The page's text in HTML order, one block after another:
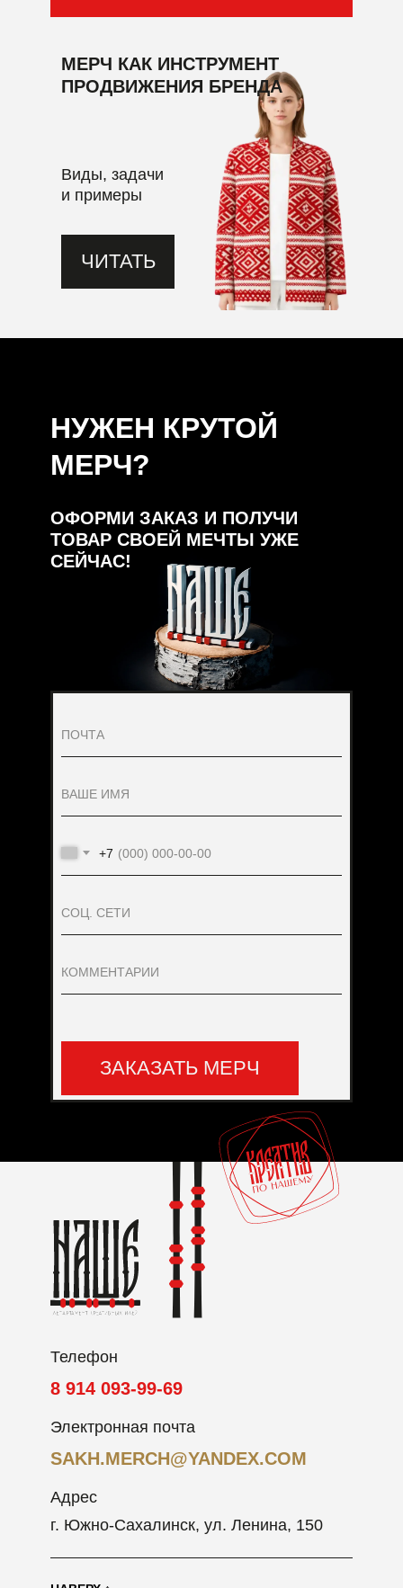
Виды, задачи
и примеры
МЕРЧ КАК ИНСТРУМЕНТ
ПРОДВИЖЕНИЯ БРЕНДА
ЧИТАТЬ
ОФОРМИ ЗАКАЗ И ПОЛУЧИ
ТОВАР СВОЕЙ МЕЧТЫ УЖЕ
СЕЙЧАС!
НУЖЕН КРУТОЙ
МЕРЧ?
+7
ЗАКАЗАТЬ МЕРЧ
Телефон
Электронная почта
г. Южно-Сахалинск, ул. Ленина, 150
Адрес
SAKH.MERCH@YANDEX.COM
8 914 093-99-69